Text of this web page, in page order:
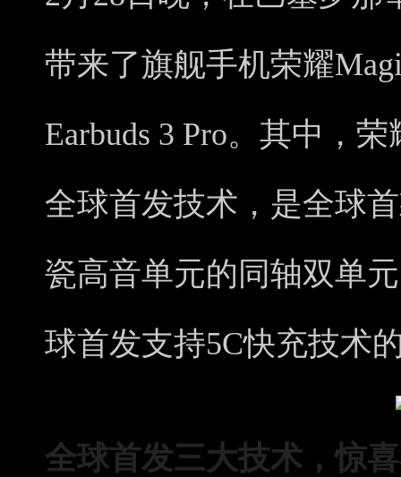
带来了旗舰手机荣耀
Earbuds 3 Pro。其中，
全球首发技术，是全球
瓷高音单元的同轴双单
球首发支持5C快充技术
全球首发三大技术 ，惊喜